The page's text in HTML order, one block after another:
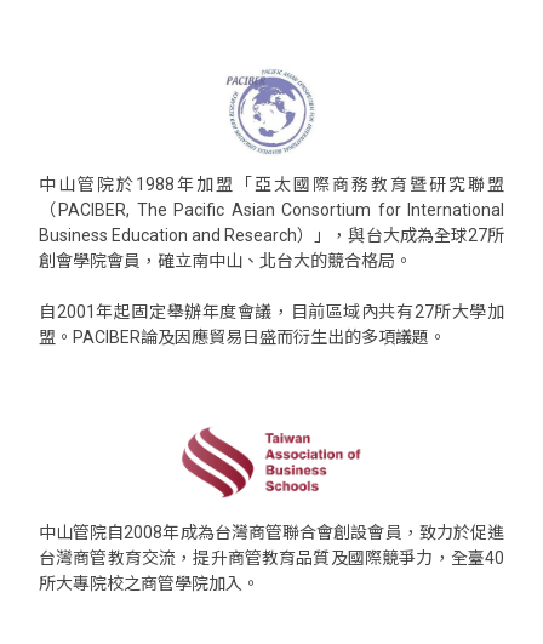
中山管院於1988年加盟「亞太國際商務教育暨研究聯盟
（PACIBER, The Pacific Asian Consortium for International
Business Education and Research）」，與台大成為全球27所
創會學院會員，確立南中山、北台大的競合格局。
自2001年起固定舉辦年度會議，目前區域內共有27所大學加
盟。PACIBER論及因應貿易日盛而衍生出的多項議題。
中山管院自2008年成為台灣商管聯合會創設會員，致力於促進
台灣商管教育交流，提升商管教育品質及國際競爭力，全臺40
所大專院校之商管學院加入。